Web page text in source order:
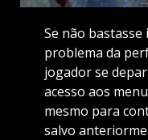
Se não
problema da
jogador se
acesso aos
mesmo para
salvo